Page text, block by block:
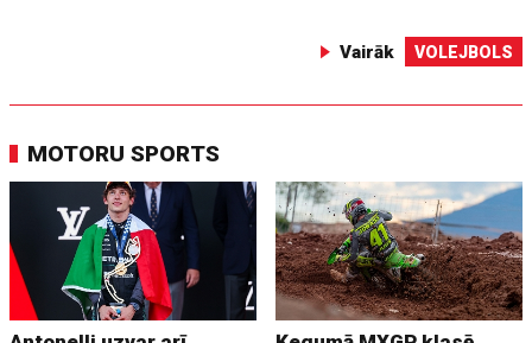
Vairāk VOLEJBOLS
MOTORU SPORTS